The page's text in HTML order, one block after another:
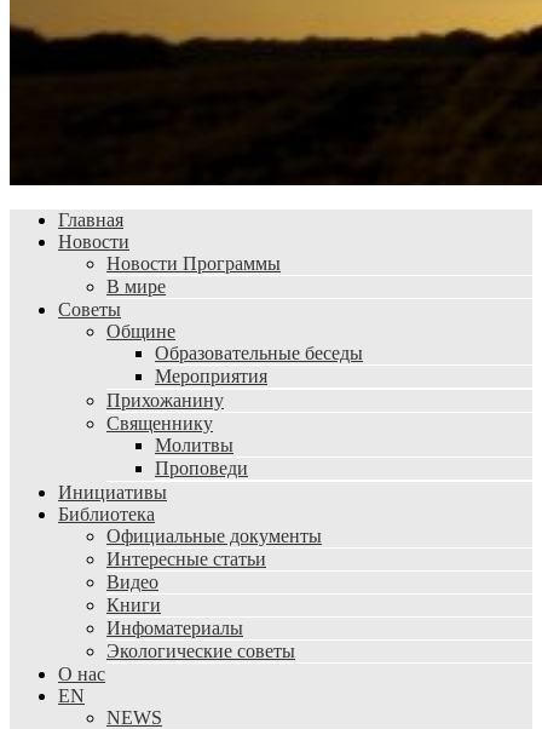
Главная
Новости
Новости Программы
В мире
Советы
Общине
Образовательные беседы
Мероприятия
Прихожанину
Священнику
Молитвы
Проповеди
Инициативы
Библиотека
Официальные документы
Интересные статьи
Видео
Книги
Инфоматериалы
Экологические советы
О нас
EN
NEWS